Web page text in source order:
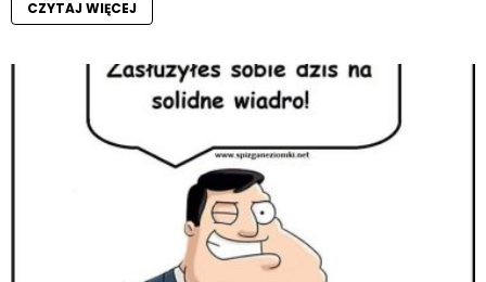
CZYTAJ WIĘCEJ